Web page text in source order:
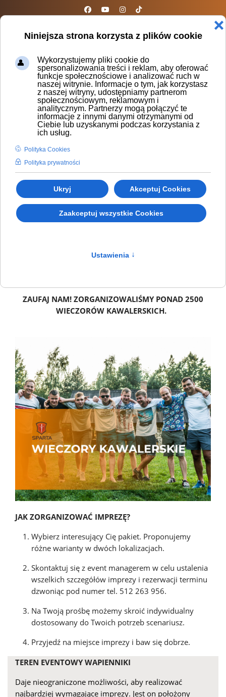
Niniejsza strona korzysta z plików cookie
Wykorzystujemy pliki cookie do
spersonalizowania treści i reklam, aby oferować
funkcje społecznościowe i analizować ruch w
naszej witrynie. Informacje o tym, jak korzystasz
z naszej witryny, udostępniamy partnerom
społecznościowym, reklamowym i
analitycznym. Partnerzy mogą połączyć te
informacje z innymi danymi otrzymanymi od
Ciebie lub uzyskanymi podczas korzystania z
ich usług.
Polityka Cookies
Polityka prywatności
Ukryj Akceptuj Cookies
Zaakceptuj wszystkie Cookies
❌
Ustawienia ↑
Wieczory kawalerskie
PAN MŁODY NIGDY TEGO NIE
ZAPOMNI!
Jeśli chcesz zafundować przyszłemu panu młodemu
niezapomniane przeżycia, które na długo pozostaną w
dawka sportów ekstremalnych. Paintball, off-road, park
ZAUFAJ NAM! ZORGANIZOWALIŚMY PONAD 2500
WIECZORÓW KAWALERSKICH.
JAK ZORGANIZOWAĆ IMPREZĘ?
Wybierz interesujący Cię pakiet. Proponujemy
różne warianty w dwóch lokalizacjach.
Skontaktuj się z event managerem w celu ustalenia
wszelkich szczegółów imprezy i rezerwacji terminu
dzwoniąc pod numer tel. 512 263 956.
Na Twoją prośbę możemy skroić indywidualny
dostosowany do Twoich potrzeb scenariusz.
Przyjedź na miejsce imprezy i baw się dobrze.
TEREN EVENTOWY WAPIENNIKI
Daje nieograniczone możliwości, aby realizować
najbardziej wymagające imprezy. Jest on położony